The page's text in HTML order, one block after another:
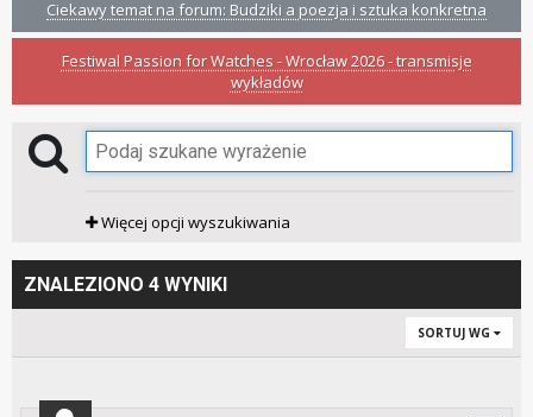
Ciekawy temat na forum: Budziki a poezja i sztuka konkretna
Festiwal Passion for Watches - Wrocław 2026 - transmisje
wykładów
Więcej opcji wyszukiwania
ZNALEZIONO 4 WYNIKI
SORTUJ WG